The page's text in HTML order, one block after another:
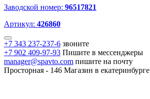
Заводской номер: 96517821
Артикул: 426860
+7 343 237-237-6 звоните
+7 902 409-97-93 Пишите в мессенджеры
manager@spavto.com пишите на почту
Просторная - 146 Магазин в екатеринбурге